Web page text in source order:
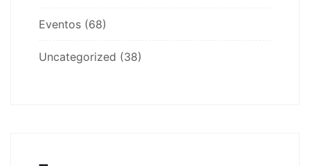
Eventos (68)
Uncategorized (38)